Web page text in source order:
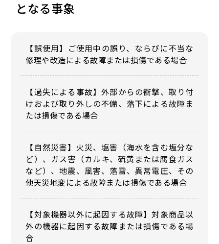
となる事象
【誤使用】ご使用中の誤り、ならびに不当な
修理や改造による故障または損傷である場合
【過失による事故】外部からの衝撃、取り付
けおよび取り外しの不備、落下による故障ま
たは損傷である場合
【自然災害】火災、塩害（海水を含む塩分な
ど）、ガス害（カルキ、硫黄または腐食ガス
など）、地震、風害、落雷、異常電圧、その
他天災地変による故障または損傷である場合
【対象機器以外に起因する故障】対象商品以
外の機器に起因する故障または損傷である場
合